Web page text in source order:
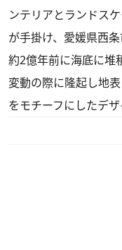
ンテリアとランドス
が手掛け、愛媛県⻄条
約2億年前に海底に堆
変動の際に隆起し地
をモチーフにしたデ